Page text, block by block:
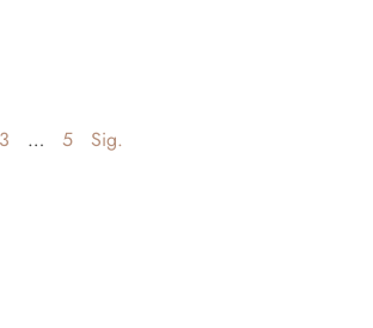
3 … 5 Sig.